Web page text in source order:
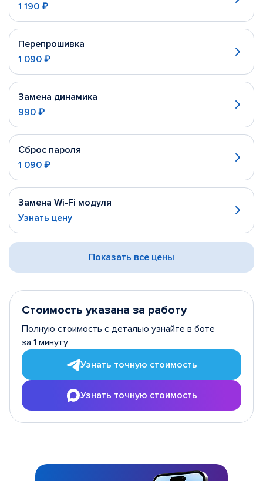
1 190 ₽
Перепрошивка
1 090 ₽
Замена динамика
990 ₽
Сброс пароля
1 090 ₽
Замена Wi-Fi модуля
Узнать цену
Показать все цены
Стоимость указана за работу
Полную стоимость с деталью узнайте в боте
за 1 минуту
Узнать точную стоимость
Узнать точную стоимость